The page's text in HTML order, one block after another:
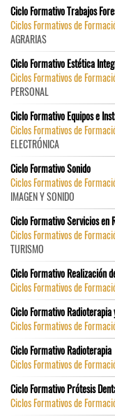
Ciclo Formativo Trabajos
Ciclos Formativos de
AGRARIAS
Ciclo Formativo Estética
Ciclos Formativos de
PERSONAL
Ciclo Formativo Equipos e
Ciclos Formativos de
ELECTRÓNICA
Ciclo Formativo Sonido
Ciclos Formativos de
IMAGEN Y SONIDO
Ciclo Formativo Servicios en
Ciclos Formativos de
TURISMO
Ciclo Formativo Realización
Ciclos Formativos de
Ciclo Formativo
Ciclos Formativos de
Ciclo Formativo Radioterapia
Ciclos Formativos de
Ciclo Formativo Prótesis
Ciclos Formativos de